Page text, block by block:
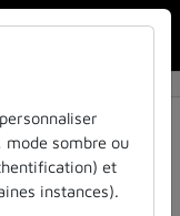
mode sombre ou
et
instances).